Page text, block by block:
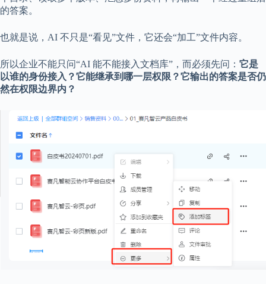
的答案。
也就是说，AI 不只是“看见”文件，它还会“加工”文件内容。
所以企业不能只问“AI 能不能接入文档库”，而必须先问： 它是
以谁的身份接入？它能继承到哪一层权限？它输出的答案是否仍
然在权限边界内？